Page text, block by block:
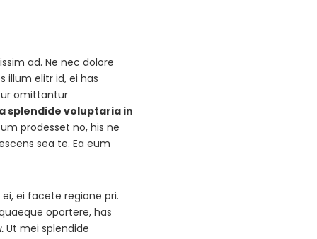
ad. Ne nec dolore
illum elitr id, ei has
omittantur
splendide voluptaria in
prodesset no, his ne
sea te. Ea eum
ei facete regione pri.
oportere, has
Ut mei splendide